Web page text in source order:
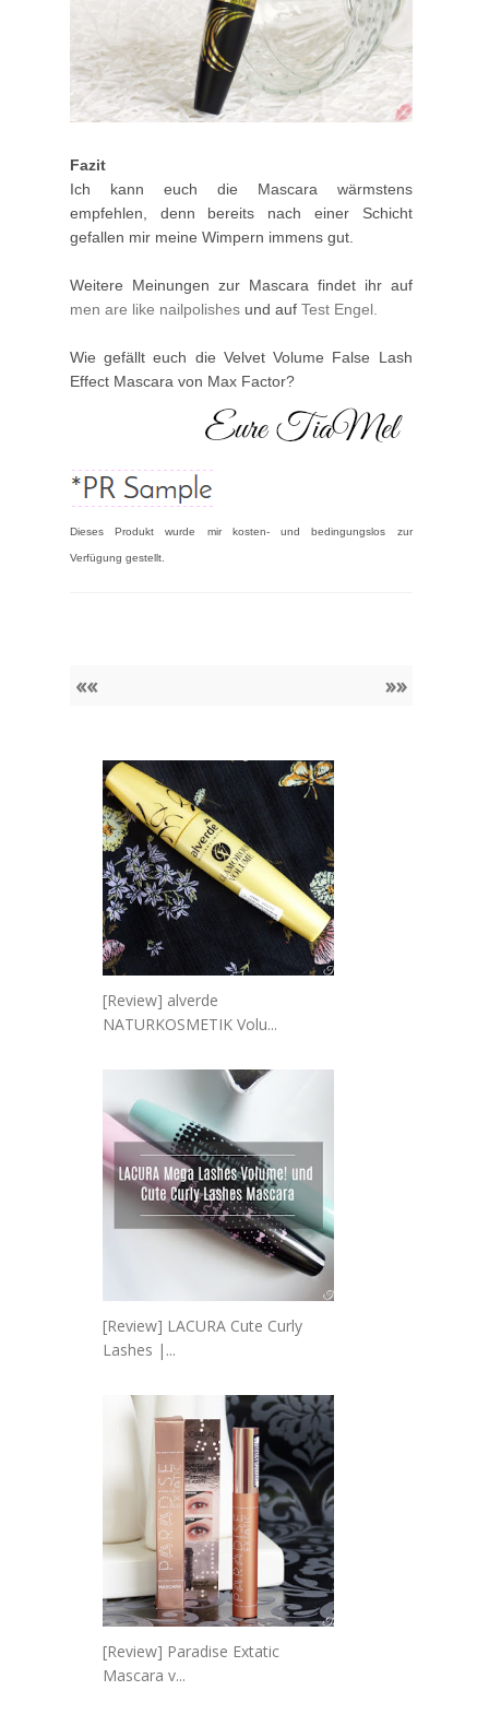
Fazit
Ich kann euch die Mascara wärmstens
empfehlen, denn bereits nach einer Schicht
gefallen mir meine Wimpern immens gut.
Weitere Meinungen zur Mascara findet ihr auf
men are like nailpolishes und auf Test Engel.
Wie gefällt euch die Velvet Volume False Lash
Effect Mascara von Max Factor?
Dieses Produkt wurde mir kosten- und bedingungslos zur
Verfügung gestellt.
«« »»
[Review] alverde
NATURKOSMETIK Volu...
[Review] LACURA Cute Curly
Lashes |...
[Review] Paradise Extatic
Mascara v...